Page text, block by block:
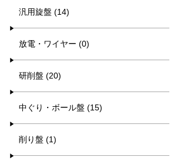
汎用旋盤 (14)
放電・ワイヤー (0)
研削盤 (20)
中ぐり・ボール盤 (15)
削り盤 (1)